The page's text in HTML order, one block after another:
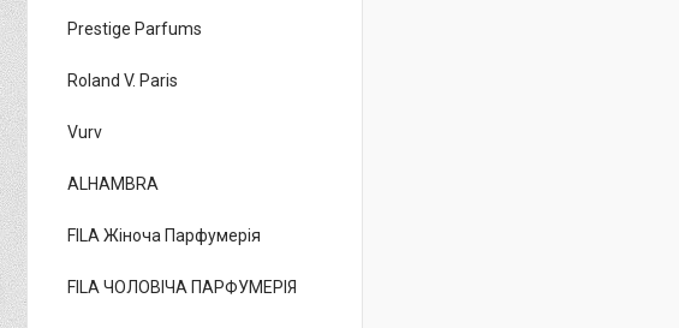
Prestige Parfums
Roland V. Paris
Vurv
ALHAMBRA
FILA Жіноча Парфумерія
FILA ЧОЛОВІЧА ПАРФУМЕРІЯ